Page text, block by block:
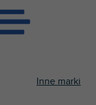
Inne marki